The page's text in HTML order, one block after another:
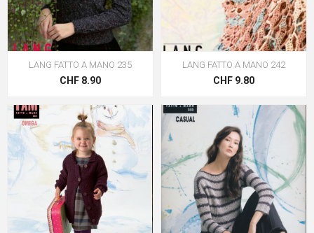
LANG FATTO A MANO 235
CHF 8.90
LANG FATTO A MANO 242
CHF 9.80